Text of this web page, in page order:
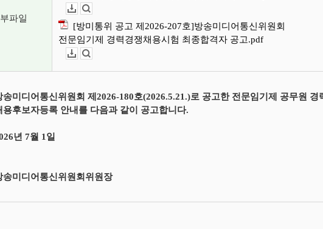
파일
[방미통위 공고 제2026-207호]방송미디어통신위원회
전문임기제 경력경쟁채용시험 최종합격자 공고.pdf
송미디어통신위원회 제2026-180호(2026.5.21.)로 공고한 전문임기제 공무원
용후보자등록 안내를 다음과 같이 공고합니다.
년 7월 1일
송미디어통신위원회위원장